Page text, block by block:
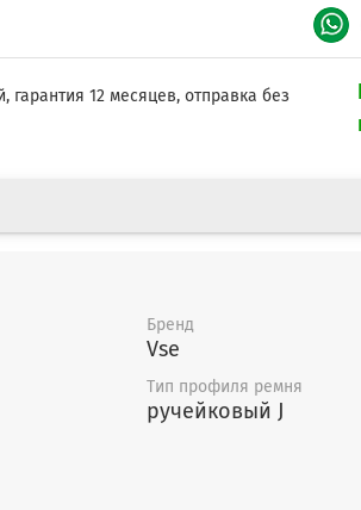
гарантия 12 месяцев, отправка без
Бренд
Vse
Тип профиля ремня
ручейковый J